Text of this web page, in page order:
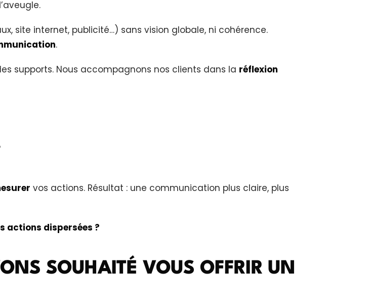
site internet, publicité…) sans vision globale, ni cohérence.
.
supports. Nous accompagnons nos clients dans la réflexion
vos actions. Résultat : une communication plus claire, plus
actions dispersées ?
SOUHAITÉ VOUS OFFRIR UN